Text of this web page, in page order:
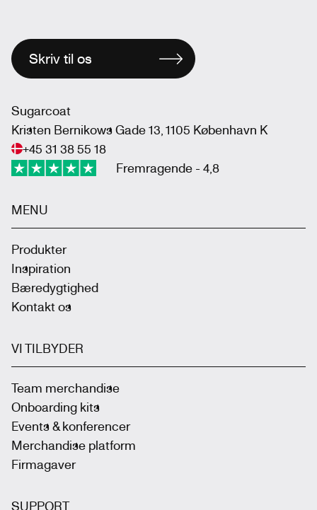
Skriv til os
Sugarcoat
Kristen Bernikows Gade 13, 1105 København K
+45 31 38 55 18
Fremragende - 4,8
MENU
Produkter
Inspiration
Bæredygtighed
Kontakt os
VI TILBYDER
Team merchandise
Onboarding kits
Events & konferencer
Merchandise platform
Firmagaver
SUPPORT